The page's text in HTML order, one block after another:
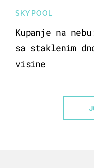
SKY POOL
Kupanje na
sa staklenim
visine